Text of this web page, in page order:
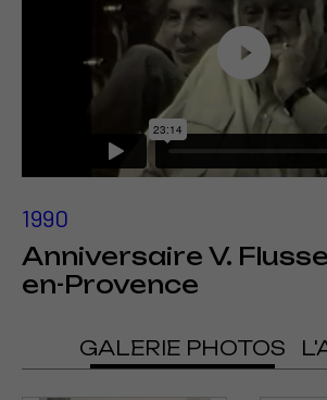
1990
Anniversaire V.
en-Provence
GALERIE PHOTOS